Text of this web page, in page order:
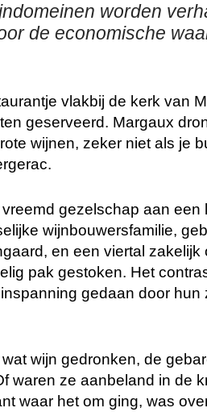
worden
de economische
vlakbij de kerk van
geserveerd. Margaux
wijnen, zeker niet als je
gezelschap aan een
wijnbouwersfamilie,
en een viertal
pak gestoken. Het
gedaan door
wijn gedronken, de
waren ze aanbeland in de
waar het om ging, was